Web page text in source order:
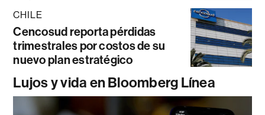
CHILE
Cencosud reporta pérdidas
trimestrales por costos de su
nuevo plan estratégico
Lujos y vida en Bloomberg Línea